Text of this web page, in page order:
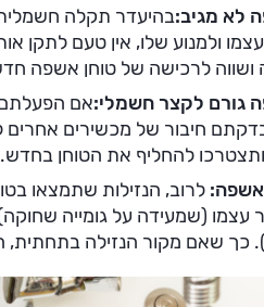
לא מגיב:בהיעדר תקלה
ולמנוע שלו, אין טעם לתקן
ושווה לרכישה של טוחן אשפה
גורם לקצר חשמלי:אם
חיבור של מכשירים אחרים
להחליף את הטוחן בחדש.
לרוב, הנזילות שתמצאו
עצמו (שמעידה על גומייה
כך שאם מקור הנזילה